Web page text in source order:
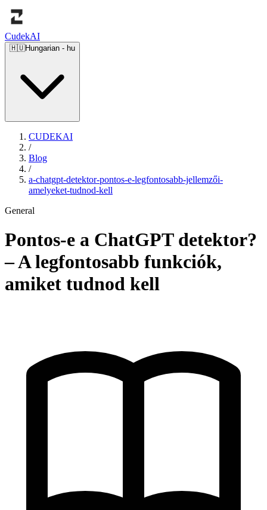
CudekAI
🇭🇺Hungarian - hu
CUDEKAI
/
Blog
/
a-chatgpt-detektor-pontos-e-legfontosabb-jellemzői-
amelyeket-tudnod-kell
General
Pontos-e a ChatGPT detektor?
– A legfontosabb funkciók,
amiket tudnod kell